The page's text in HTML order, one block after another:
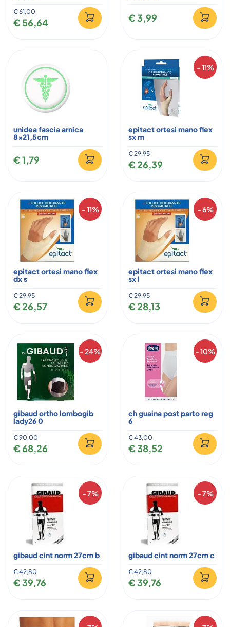
€ 61,00
€ 56,64 € 3,99
unidea fascia arnica
8x21,5cm
€ 1,79
- 11%
epitact ortesi mano flex
sx m
€ 29,95
€ 26,39
- 11%
epitact ortesi mano flex
dx s
€ 29,95
€ 26,57
- 6%
epitact ortesi mano flex
sx l
€ 29,95
€ 28,13
- 24%
gibaud ortho lombogib
lady26 0
€ 90,00
€ 68,26
- 10%
ch guaina post parto reg
6
€ 43,00
€ 38,52
- 7%
gibaud cint norm 27cm b
€ 42,80
€ 39,76
- 7%
gibaud cint norm 27cm c
€ 42,80
€ 39,76